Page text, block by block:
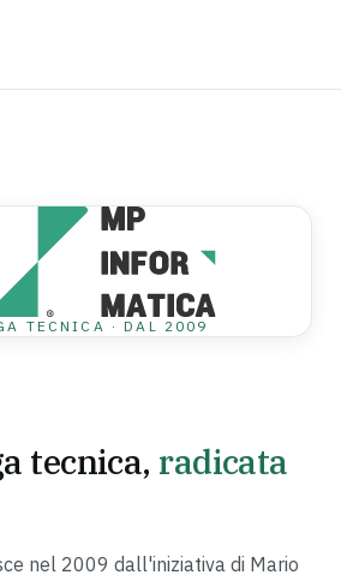
TECNICA · DAL 2009
tecnica, radicata
nel 2009 dall'iniziativa di Mario